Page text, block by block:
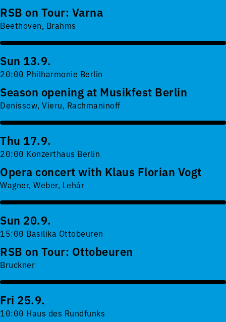
RSB on Tour: Varna
Beethoven, Brahms
Sun 13.9.
20:00 Philharmonie Berlin
Season opening at Musikfest Berlin
Denissow, Vieru, Rachmaninoff
Thu 17.9.
20:00 Konzerthaus Berlin
Opera concert with Klaus Florian Vogt
Wagner, Weber, Lehár
Sun 20.9.
15:00 Basilika Ottobeuren
RSB on Tour: Ottobeuren
Bruckner
Fri 25.9.
10:00 Haus des Rundfunks